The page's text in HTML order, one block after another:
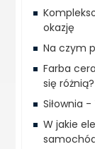
okazję
Na czym
Farba
się różnią?
Siłownia
W jakie